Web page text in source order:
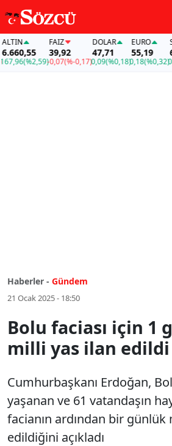
(%2,59)
FAİZ
39,92
-0,07(%-0,17)
DOLAR
47,71
0,09(%0,18)
EURO
55,19
0,18(%0,32)0,24
Haberler - Gündem
21 Ocak 2025 - 18:50
Bolu faciası için 1
milli yas ilan edildi
Cumhurbaşkanı Erdoğan,
yaşanan ve 61 vatandaşın
facianın ardından bir günlük
edildiğini açıkladı